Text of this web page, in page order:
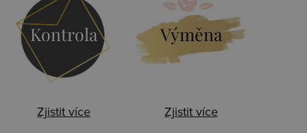
Kontrola
Zjistit více
Výměna
Zjistit více